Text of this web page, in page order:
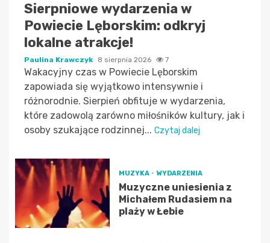
Sierpniowe wydarzenia w
Powiecie Lęborskim: odkryj
lokalne atrakcje!
Paulina Krawczyk 8 sierpnia 2026 7
Wakacyjny czas w Powiecie Lęborskim
zapowiada się wyjątkowo intensywnie i
różnorodnie. Sierpień obfituje w wydarzenia,
które zadowolą zarówno miłośników kultury, jak i
osoby szukające rodzinnej... Czytaj dalej
MUZYKA WYDARZENIA
Muzyczne uniesienia z
Michałem Rudasiem na
plaży w Łebie